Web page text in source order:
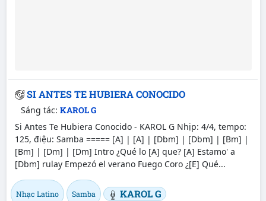
SI ANTES TE HUBIERA CONOCIDO
Sáng tác: KAROL G
Si Antes Te Hubiera Conocido - KAROL G Nhịp: 4/4, tempo:
125, điệu: Samba ===== [A] | [A] | [Dbm] | [Dbm] | [Bm] |
[Bm] | [Dm] | [Dm] Intro ¿Qué lo [A] que? [A] Estamo' a
[Dbm] rulay Empezó el verano Fuego Coro ¿[E] Qué...
Nhạc Latino Samba KAROL G